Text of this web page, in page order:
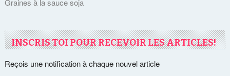
Graines à la sauce soja
INSCRIS TOI POUR RECEVOIR LES ARTICLES!
Reçois une notification à chaque nouvel article